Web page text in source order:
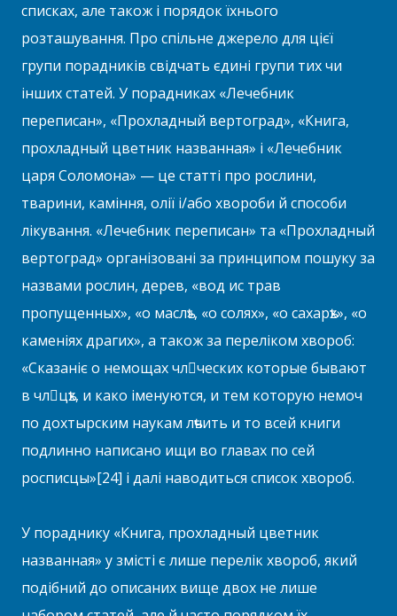
списках, але також і порядок їхнього
розташування. Про спільне джерело для цієї
групи порадників свідчать єдині групи тих чи
інших статей. У порадниках «Лечебник
переписан», «Прохладный вертоград», «Книга,
прохладный цветник названная» і «Лечебник
царя Соломона» — це статті про рослини,
тварини, каміння, олії і/або хвороби й способи
лікування. «Лечебник переписан» та «Прохладный
вертоград» організовані за принципом пошуку за
назвами рослин, дерев, «вод ис трав
пропущенных», «о маслѣ», «о солях», «о сахарѣх», «о
каменіях драгих», а також за переліком хвороб:
«Сказаніє о немощах члческих которые бывают
в члцѣх, и како іменуются, и тем которую немоч
по дохтырским наукам лѣчить и то всей книги
подлинно написано ищи во главах по сей
росписцы»[24] і далі наводиться список хвороб.
У пораднику «Книга, прохладный цветник
названная» у змісті є лише перелік хвороб, який
подібний до описаних вище двох не лише